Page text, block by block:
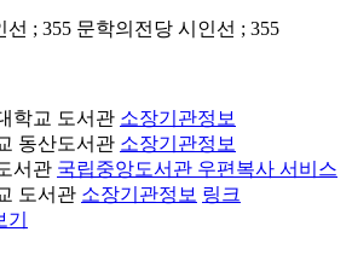
; 355 문학의전당 시인선 ; 355
학교 도서관 소장기관정보
동산도서관 소장기관정보
서관 국립중앙도서관 우편복사 서비스
도서관 소장기관정보 링크